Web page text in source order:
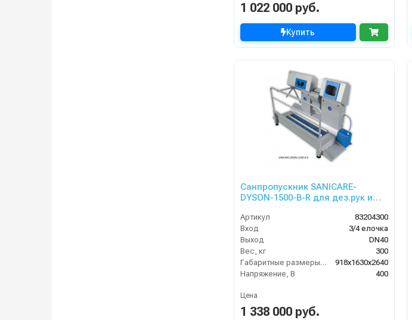
1 022 000 руб.
Купить
Санпропускник SANICARE-
DYSON-1500-B-R для дез.рук и
прохода (прав.)
Артикул
83204300
Вход
3/4 елочка
Выход
DN40
Вес, кг
300
Габаритные размеры, мм
918x1630x2640
Напряжение, В
400
Цена
1 338 000 руб.